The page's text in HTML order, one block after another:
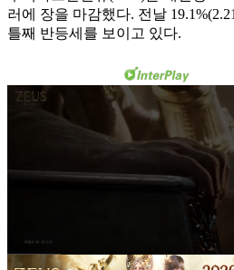
러에 장을 마감했다. 전날
틀째 반등세를 보이고 있다.